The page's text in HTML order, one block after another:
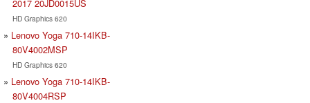
2017 20JD0015US
HD Graphics 620
Lenovo Yoga 710-14IKB-
80V4002MSP
HD Graphics 620
Lenovo Yoga 710-14IKB-
80V4004RSP